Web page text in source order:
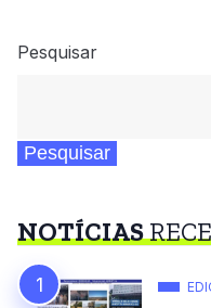
Pesquisar
Pesquisar
NOTÍCIAS